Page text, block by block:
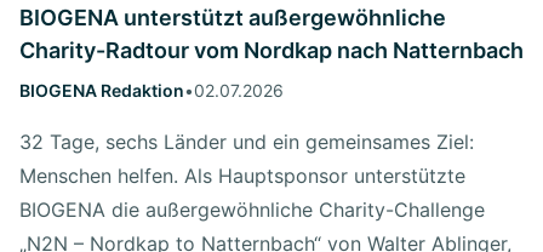
BIOGENA unterstützt außergewöhnliche
Charity-Radtour vom Nordkap nach Natternbach
BIOGENA Redaktion•02.07.2026
32 Tage, sechs Länder und ein gemeinsames Ziel:
Menschen helfen. Als Hauptsponsor unterstützte
BIOGENA die außergewöhnliche Charity-Challenge
„N2N – Nordkap to Natternbach“ von Walter Ablinger,